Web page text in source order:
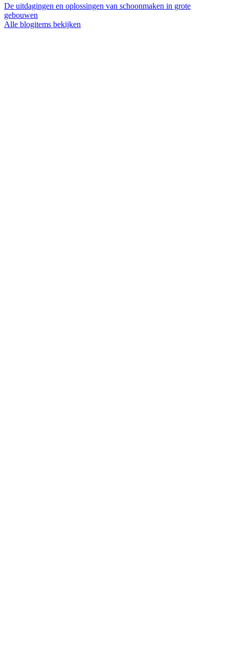
De uitdagingen en oplossingen van schoonmaken in grote
gebouwen
Alle blogitems bekijken